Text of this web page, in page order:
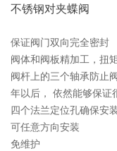
不锈钢对夹蝶阀
保证阀门双向完全密封
阀体和阀板精加工，扭
阀杆上的三个轴承防止
年以后， 依然能够保证
四个法兰定位孔确保安
可任意方向安装
免维护